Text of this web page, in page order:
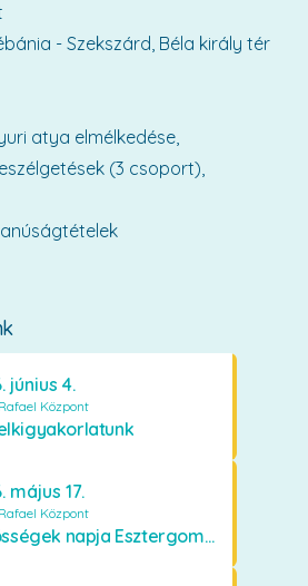
június 4.
Központ
május 17.
Központ
Közösségek napja Esztergomban
- Szekszárd, Béla király tér
atya elmélkedése,
(3 csoport),